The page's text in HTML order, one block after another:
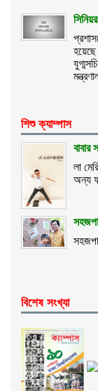
শিশু ক্যাম্পাস
বাবার
লা
অন্য
বিশেষ সংখ্যা